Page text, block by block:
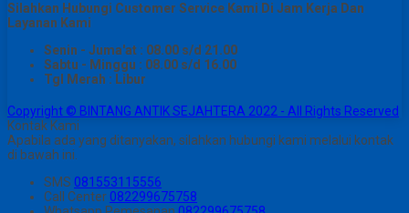
Silahkan Hubungi Customer Service Kami Di Jam Kerja Dan
Layanan Kami
Senin - Juma'at : 08.00 s/d 21.00
Sabtu - Minggu : 08.00 s/d 16.00
Tgl Merah : Libur
Copyright © BINTANG ANTIK SEJAHTERA 2022 - All Rights Reserved
Kontak Kami
Apabila ada yang ditanyakan, silahkan hubungi kami melalui kontak
di bawah ini.
SMS 081553115556
Call Center 082299675758